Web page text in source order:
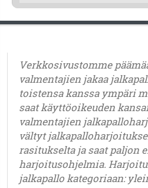
Verkkosivustomme
valmentajien jakaa
toistensa kanssa ympäri
saat käyttöoikeuden
valmentajien
vältyt
rasitukselta ja saat paljon
harjoitusohjelmia.
jalkapallo kategoriaan: